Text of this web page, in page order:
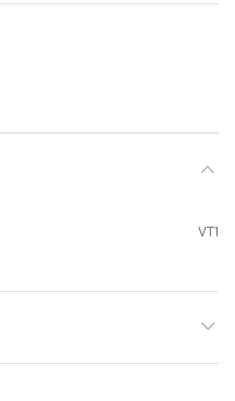
VT1